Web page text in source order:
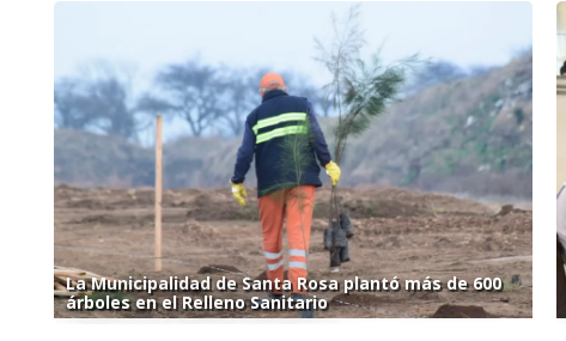
La Municipalidad de Santa Rosa plantó más de 600
árboles en el Relleno Sanitario